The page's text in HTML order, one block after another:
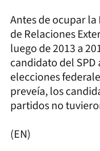
Antes de ocupar
de Relaciones
luego de 2013 a
candidato del
elecciones
preveía, los
partidos no
(EN)